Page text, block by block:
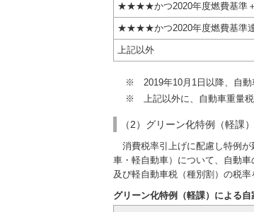
★★★★かつ2020年度燃費基準
★★★★かつ2020年度燃費基準
上記以外
※ 2019年10月1日以降、自動
※ 上記以外に、自動車重量税
（2）グリーン化特例（軽課
消費税率引上げに配慮し特例が
車・軽自動車）について、自動
及び軽自動車税（種別割）の税
グリーン化特例（軽課）による